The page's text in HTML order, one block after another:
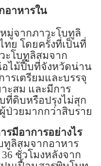
อาหารใน
มู่จากภาวะโบทูลิ
ทย โดยครั้งที่เป็นที่
ะโบทูลิสมจาก
ไม้ปี๊บที่จังหวัดน่าน
ารเตรียมและบรรจุ
ะสม และมีการ
ที่ดิบหรือปรุงไม่สุก
ป่วยมากกว่าสิบราย
มีอาการอย่างไร
ทูลิสมจากอาหาร
36 ชั่วโมงหลังจาก